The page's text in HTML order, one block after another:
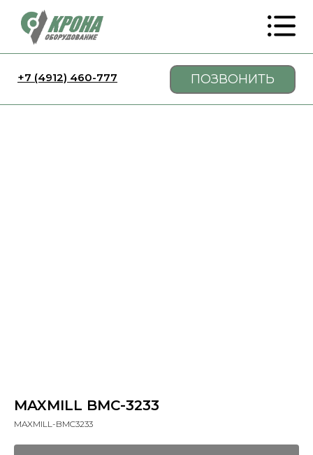
+7 (4912) 460-777 ПОЗВОНИТЬ
MAXMILL BMC-3233
MAXMILL-BMC3233